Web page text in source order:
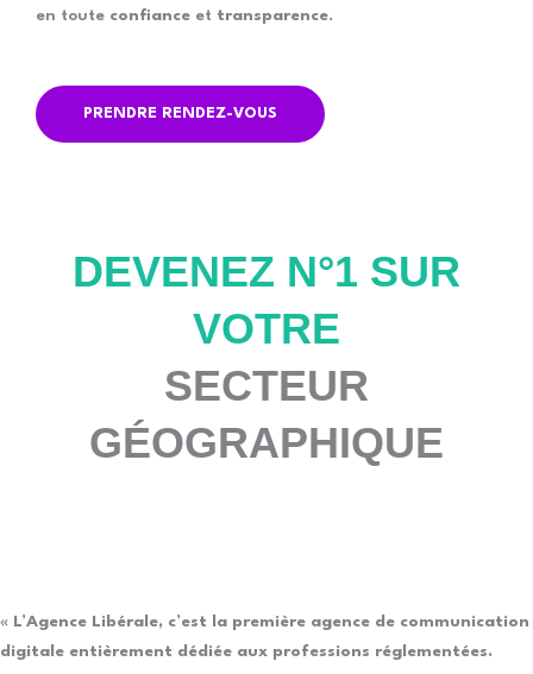
en toute confiance et transparence.
PRENDRE RENDEZ-VOUS
DEVENEZ N°1 SUR
VOTRE
SECTEUR
GÉOGRAPHIQUE
« L’Agence Libérale, c’est la première agence de communication
digitale entièrement dédiée aux professions réglementées.